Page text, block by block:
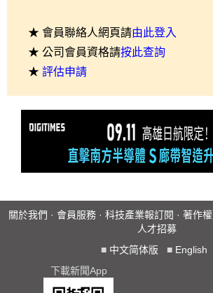
★ 會員聯絡人網頁請由此登入
★ 公司會員資格請按此查詢
★ 評估申請
關於我們 · 會員服務 · 科技產業報訂閱 · 著作權
人才招募
■ 中文简体版 ■ English
下載新聞App